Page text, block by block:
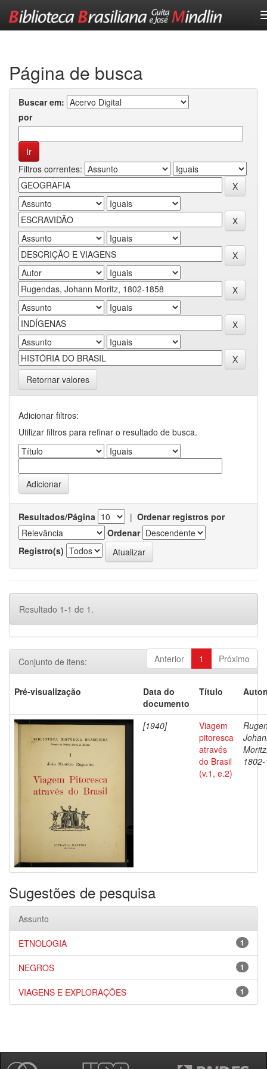
Página de busca
Buscar em:
por
Filtros correntes:
Retornar valores
Adicionar filtros:
Utilizar filtros para refinar o resultado de busca.
Resultados/Página | Ordenar registros por
Ordenar
Registro(s)
Resultado 1-1 de 1.
Anterior 1 Próximo
Conjunto de itens:
Pré-visualização
Data do
documento
Título
[1940]
Viagem
pitoresca
através
do Brasil
(v.1, e.2)
Sugestões de pesquisa
Assunto
1
ETNOLOGIA
1
NEGROS
1
VIAGENS E EXPLORAÇÕES